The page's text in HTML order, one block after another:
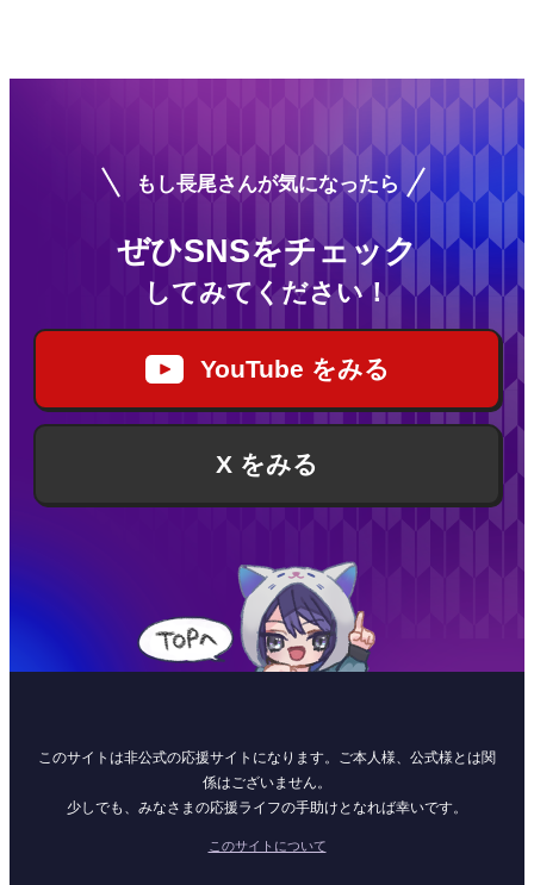
もし長尾さんが気になったら
ぜひSNSをチェック
してみてください！
YouTube をみる
X をみる
このサイトは非公式の応援サイトになります。ご本人様、公式様とは関
係はございません。
少しでも、みなさまの応援ライフの手助けとなれば幸いです。
このサイトについて